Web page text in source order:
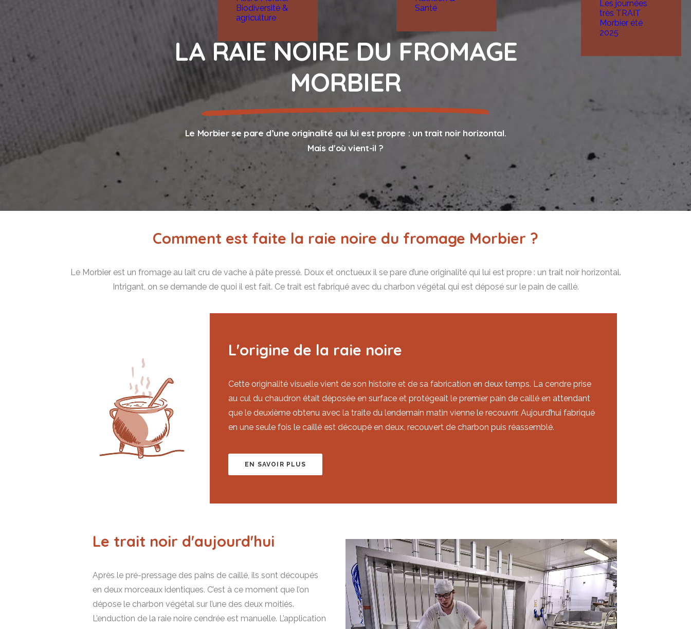
Biodiversité &
agriculture
Santé
Les journées
très TRAIT
Morbier été
2025
LA RAIE NOIRE DU FROMAGE
MORBIER
Le Morbier se pare d’une originalité qui lui est propre : un trait noir horizontal.
Mais d'où vient-il ?
Comment est faite la raie noire du fromage Morbier ?
Le Morbier est un fromage au lait cru de vache à pâte pressé. Doux et onctueux il se pare d’une originalité qui lui est propre : un trait noir horizontal.
Intrigant, on se demande de quoi il est fait. Ce trait est fabriqué avec du charbon végétal qui est déposé sur le pain de caillé.
L'origine de la raie noire
Cette originalité visuelle vient de son histoire et de sa fabrication en deux temps. La cendre prise
au cul du chaudron était déposée en surface et protégeait le premier pain de caillé en attendant
que le deuxième obtenu avec la traite du lendemain matin vienne le recouvrir. Aujourd’hui fabriqué
en une seule fois le caillé est découpé en deux, recouvert de charbon puis réassemblé.
EN SAVOIR PLUS
Le trait noir d'aujourd'hui
Après le pré-pressage des pains de caillé, ils sont découpés
en deux morceaux identiques. C’est à ce moment que l’on
dépose le charbon végétal sur l’une des deux moitiés.
L’enduction de la raie noire cendrée est manuelle. L’application